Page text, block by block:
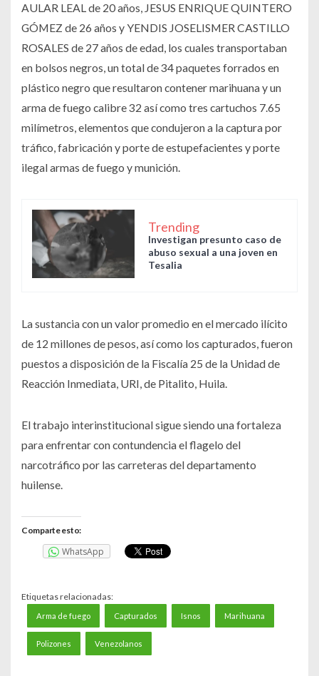
AULAR LEAL de 20 años, JESUS ENRIQUE QUINTERO
GÓMEZ de 26 años y YENDIS JOSELISMER CASTILLO
ROSALES de 27 años de edad, los cuales transportaban
en bolsos negros, un total de 34 paquetes forrados en
plástico negro que resultaron contener marihuana y un
arma de fuego calibre 32 así como tres cartuchos 7.65
milímetros, elementos que condujeron a la captura por
tráfico, fabricación y porte de estupefacientes y porte
ilegal armas de fuego y munición.
Trending
Investigan presunto caso de
abuso sexual a una joven en
Tesalia
La sustancia con un valor promedio en el mercado ilícito
de 12 millones de pesos, así como los capturados, fueron
puestos a disposición de la Fiscalía 25 de la Unidad de
Reacción Inmediata, URI, de Pitalito, Huila.
El trabajo interinstitucional sigue siendo una fortaleza
para enfrentar con contundencia el flagelo del
narcotráfico por las carreteras del departamento
huilense.
Comparte esto:
WhatsApp
Etiquetas relacionadas:
Arma de fuego Capturados Isnos Marihuana
Polizones Venezolanos